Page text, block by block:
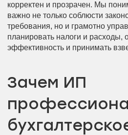
корректен и прозрачен. Мы
важно не только соблюсти
требования, но и грамотно
планировать налоги и расходы,
эффективность и принимать
Зачем ИП